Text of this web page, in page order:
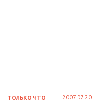
ТОЛЬКО ЧТО 2007.07.20